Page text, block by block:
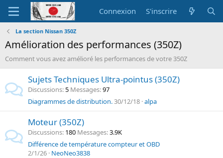
Connexion S'inscrire
La section Nissan 350Z
Amélioration des performances (350Z)
Comment vous avez amélioré les performances de votre 350Z
Sujets Techniques Ultra-pointus (350Z)
Discussions 5 Messages 97
Diagrammes de distribution.30/12/18 alpa
Moteur (350Z)
Discussions 180 Messages 3.9K
Différence de température compteur et OBD
2/1/26 NeoNeo3838